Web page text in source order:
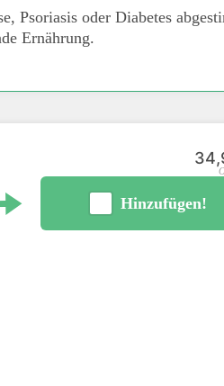
Psoriasis oder Diabetes
Ernährung.
Hinzufügen!